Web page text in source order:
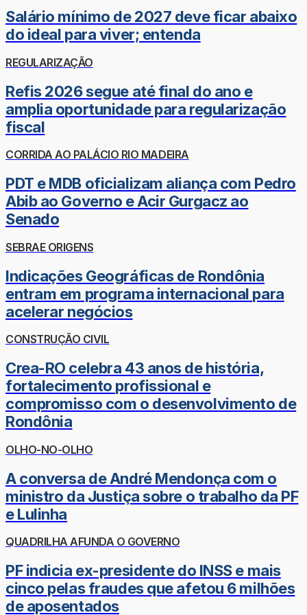
Salário mínimo de 2027 deve ficar abaixo
do ideal para viver; entenda
REGULARIZAÇÃO
Refis 2026 segue até final do ano e
amplia oportunidade para regularização
fiscal
CORRIDA AO PALÁCIO RIO MADEIRA
PDT e MDB oficializam aliança com Pedro
Abib ao Governo e Acir Gurgacz ao
Senado
SEBRAE ORIGENS
Indicações Geográficas de Rondônia
entram em programa internacional para
acelerar negócios
CONSTRUÇÃO CIVIL
Crea-RO celebra 43 anos de história,
fortalecimento profissional e
compromisso com o desenvolvimento de
Rondônia
OLHO-NO-OLHO
A conversa de André Mendonça com o
ministro da Justiça sobre o trabalho da PF
e Lulinha
QUADRILHA AFUNDA O GOVERNO
PF indicia ex-presidente do INSS e mais
cinco pelas fraudes que afetou 6 milhões
de aposentados